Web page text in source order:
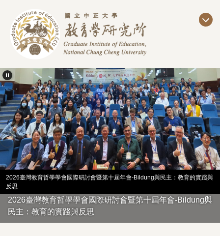
主
容
區
2026臺灣教育哲學學會國際研討會暨第十屆年會-Bildung與民主：教育的實踐與
反思
2026臺灣教育哲學學會國際研討會暨第十屆年會-Bildung與
民主：教育的實踐與反思